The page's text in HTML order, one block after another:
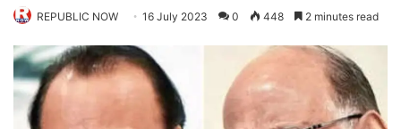
REPUBLIC NOW 16 July 2023 0 448 2 minutes read